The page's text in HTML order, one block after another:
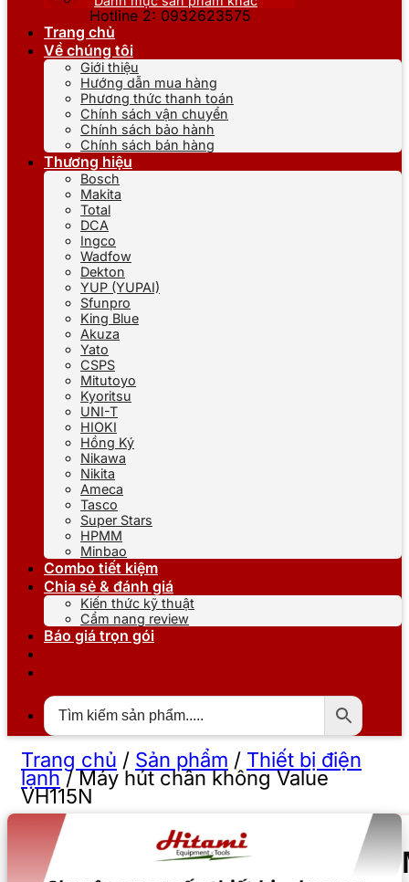
Hotline 2: 0932623575
Trang chủ
Về chúng tôi
Giới thiệu
Hướng dẫn mua hàng
Phương thức thanh toán
Chính sách vận chuyển
Chính sách bảo hành
Chính sách bán hàng
Thương hiệu
Bosch
Makita
Total
DCA
Ingco
Wadfow
Dekton
YUP (YUPAI)
Sfunpro
King Blue
Akuza
Yato
CSPS
Mitutoyo
Kyoritsu
UNI-T
HIOKI
Hồng Ký
Nikawa
Nikita
Ameca
Tasco
Super Stars
HPMM
Minbao
Combo tiết kiệm
Chia sẻ & đánh giá
Kiến thức kỹ thuật
Cẩm nang review
Báo giá trọn gói
Trang chủ / Sản phẩm / Thiết bị điện
lạnh/Máy hút chân không Value
VH115N